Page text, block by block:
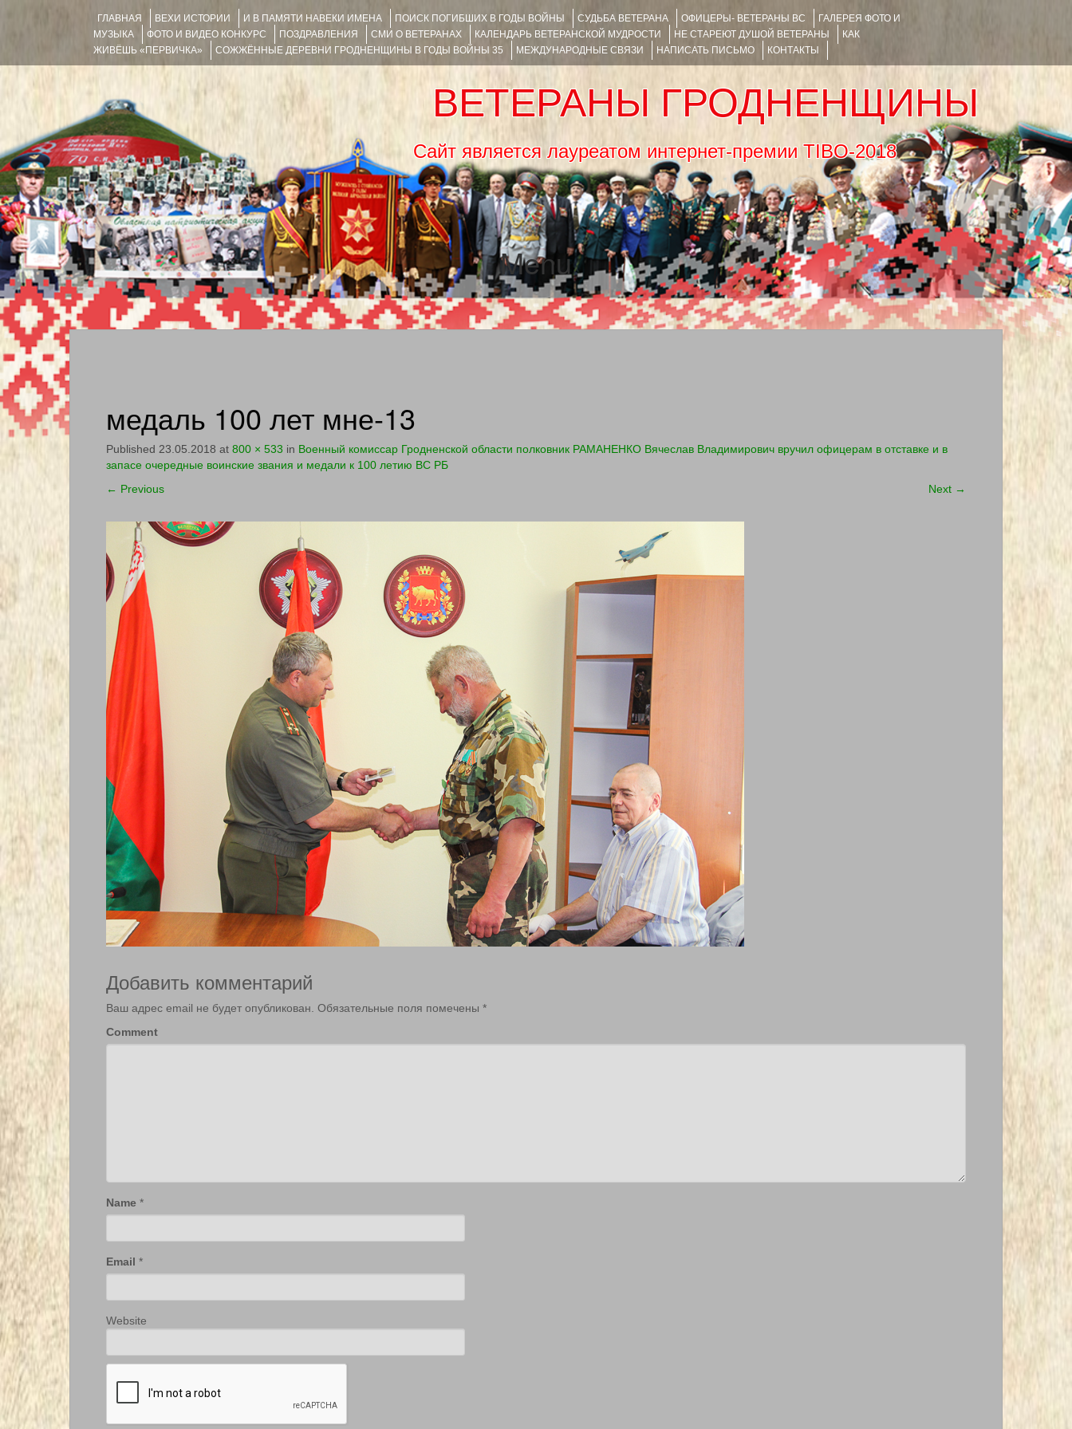
ГЛАВНАЯ ВЕХИ ИСТОРИИ И В ПАМЯТИ НАВЕКИ ИМЕНА ПОИСК ПОГИБШИХ В ГОДЫ ВОЙНЫ СУДЬБА ВЕТЕРАНА ОФИЦЕРЫ- ВЕТЕРАНЫ ВС
ГАЛЕРЕЯ ФОТО И
МУЗЫКА
ФОТО И ВИДЕО КОНКУРС ПОЗДРАВЛЕНИЯ СМИ О ВЕТЕРАНАХ КАЛЕНДАРЬ ВЕТЕРАНСКОЙ МУДРОСТИ НЕ СТАРЕЮТ ДУШОЙ ВЕТЕРАНЫ
КАК
ЖИВЁШЬ «ПЕРВИЧКА»
СОЖЖЁННЫЕ ДЕРЕВНИ ГРОДНЕНЩИНЫ В ГОДЫ ВОЙНЫ 35 МЕЖДУНАРОДНЫЕ СВЯЗИ НАПИСАТЬ ПИСЬМО КОНТАКТЫ
ВЕТЕРАНЫ ГРОДНЕНЩИНЫ
Сайт является лауреатом интернет-премии TIBO-2018
Menu
SKIP TO CONTENT
медаль 100 лет мне-13
Published 23.05.2018 at 800 × 533 in Военный комиссар Гродненской области полковник РАМАНЕНКО Вячеслав Владимирович вручил офицерам в отставке и в
запасе очередные воинские звания и медали к 100 летию ВС РБ
← Previous Next →
Добавить комментарий
Ваш адрес email не будет опубликован. Обязательные поля помечены *
Comment
Name *
Email *
Website